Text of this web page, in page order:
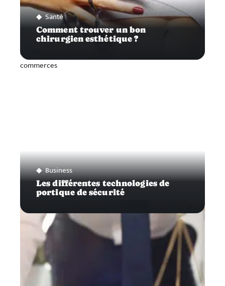
Santé
Comment trouver un bon
chirurgien esthétique ?
Business
Les différentes technologies de
portique de sécurité